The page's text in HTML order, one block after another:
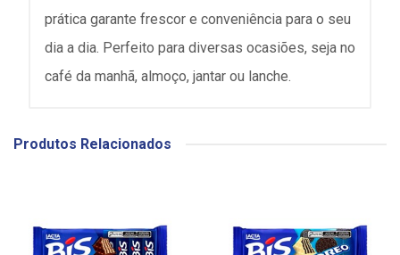
prática garante frescor e conveniência para o seu
dia a dia. Perfeito para diversas ocasiões, seja no
café da manhã, almoço, jantar ou lanche.
Produtos Relacionados